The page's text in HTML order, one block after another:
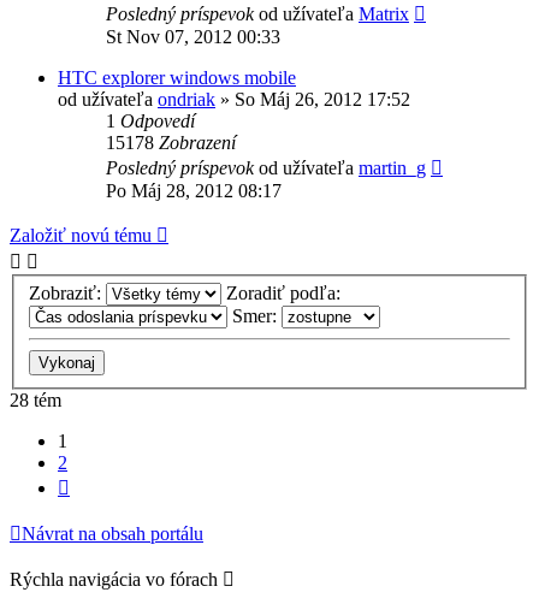
Posledný príspevokod užívateľa Matrix
St Nov 07, 2012 00:33
HTC explorer windows mobile
od užívateľa ondriak » So Máj 26, 2012 17:52
1 Odpovedí
15178 Zobrazení
Posledný príspevokod užívateľa martin_g
Po Máj 28, 2012 08:17
Založiť novú tému
Zobraziť:
Zoradiť podľa:
Smer:
28 tém
1
2
Návrat na obsah portálu
Rýchla navigácia vo fórach